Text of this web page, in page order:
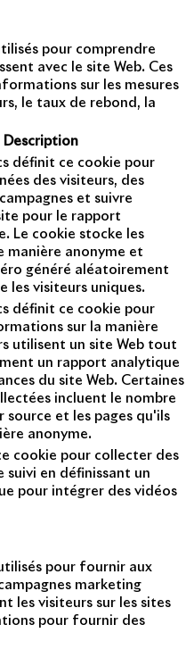
pour comprendre
avec le site Web. Ces
sur les mesures
le taux de rebond, la
Description
définit ce cookie pour
des visiteurs, des
et suivre
pour le rapport
Le cookie stocke les
manière anonyme et
généré aléatoirement
les visiteurs uniques.
définit ce cookie pour
sur la manière
utilisent un site Web tout
un rapport analytique
du site Web. Certaines
incluent le nombre
source et les pages qu'ils
anonyme.
cookie pour collecter des
en définissant un
pour intégrer des vidéos
pour fournir aux
marketing
les visiteurs sur les sites
pour fournir des